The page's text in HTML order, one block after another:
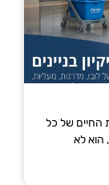
החיים של כל
הוא לא